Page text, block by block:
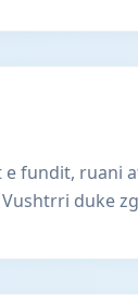
fundit, ruani
duke